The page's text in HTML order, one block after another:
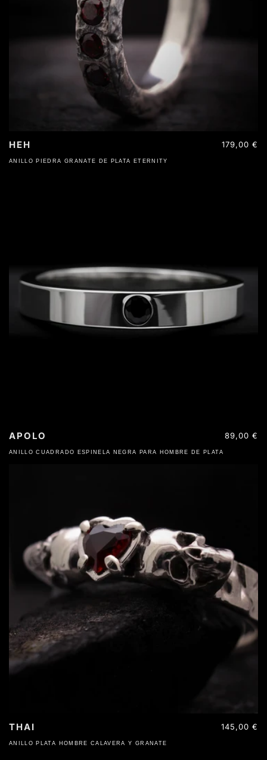
ANILLO PIEDRA GRANATE DE PLATA ETERNITY
HEH
Precio
179,00 €
ANILLO CUADRADO ESPINELA NEGRA PARA HOMBRE DE PLATA
APOLO
Precio
89,00 €
ANILLO PLATA HOMBRE CALAVERA Y GRANATE
THAI
Precio
145,00 €